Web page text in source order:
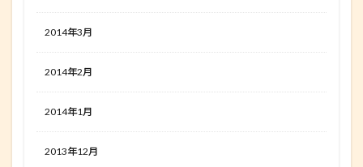
2014年3月
2014年2月
2014年1月
2013年12月